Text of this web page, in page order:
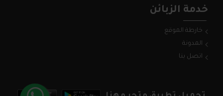
خدمة الزبائن
خارطة الموقع
المدونة
اتصل بنا